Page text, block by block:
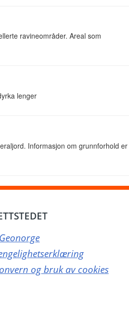
ravineområder. Areal som
lenger
Informasjon om grunnforhold er